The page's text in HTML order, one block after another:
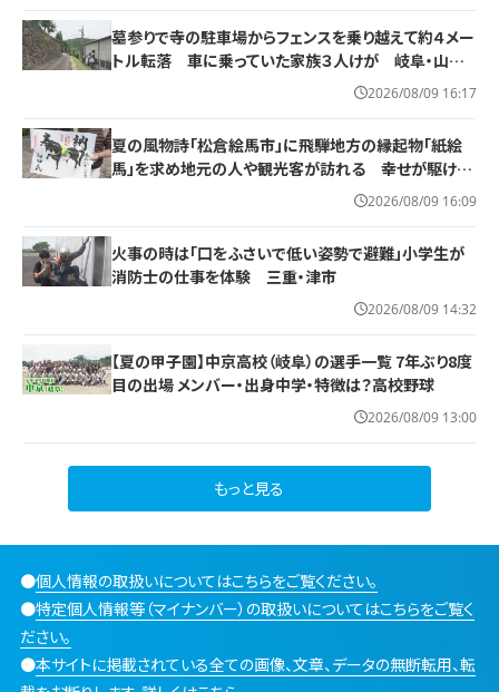
墓参りで寺の駐車場からフェンスを乗り越えて約４メー
トル転落 車に乗っていた家族３人けが 岐阜・山県
2026/08/09 16:17
夏の風物詩「松倉絵馬市」に飛騨地方の縁起物「紙絵
馬」を求め地元の人や観光客が訪れる 幸せが駆け込
2026/08/09 16:09
火事の時は「口をふさいで低い姿勢で避難」小学生が
消防士の仕事を体験 三重・津市
2026/08/09 14:32
【夏の甲子園】中京高校（岐阜）の選手一覧 7年ぶり8度
目の出場 メンバー・出身中学・特徴は？高校野球
2026/08/09 13:00
もっと見る
●個人情報の取扱いについてはこちらをご覧ください。
●特定個人情報等（マイナンバー）の取扱いについてはこちらをご覧く
ださい。
●本サイトに掲載されている全ての画像、文章、データの無断転用、転